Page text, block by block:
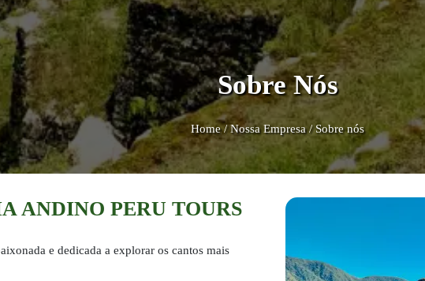
Sobre Nós
Home/Nossa Empresa/Sobre nós
ANDINO PERU TOURS
e dedicada a explorar os cantos mais